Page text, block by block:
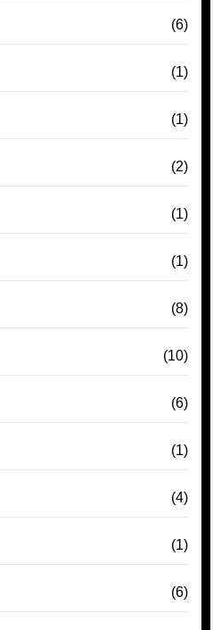
(6)
(1)
(1)
(2)
(1)
(1)
(8)
(10)
(6)
(1)
(4)
(1)
(6)